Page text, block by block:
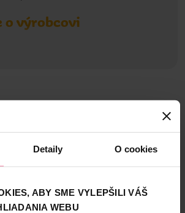
Detaily O cookies
ABY SME VYLEPŠILI VÁŠ
WEBU
výrobcovi
produkty